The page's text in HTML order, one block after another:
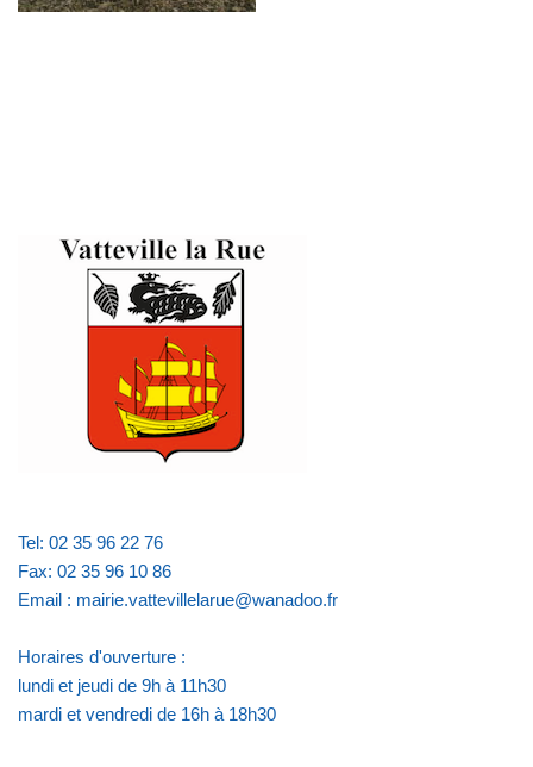
Tel: 02 35 96 22 76
Fax: 02 35 96 10 86
Email : mairie.vattevillelarue@wanadoo.fr
Horaires d'ouverture :
lundi et jeudi de 9h à 11h30
mardi et vendredi de 16h à 18h30